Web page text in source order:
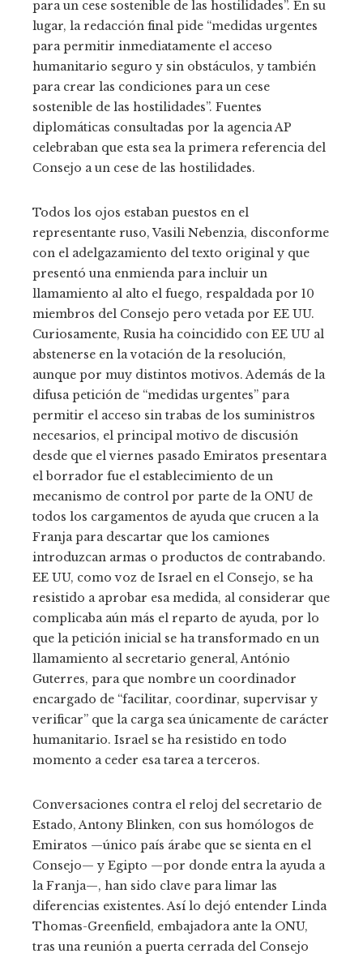
para un cese sostenible de las hostilidades”. En su
lugar, la redacción final pide “medidas urgentes
para permitir inmediatamente el acceso
humanitario seguro y sin obstáculos, y también
para crear las condiciones para un cese
sostenible de las hostilidades”. Fuentes
diplomáticas consultadas por la agencia AP
celebraban que esta sea la primera referencia del
Consejo a un cese de las hostilidades.
Todos los ojos estaban puestos en el
representante ruso, Vasili Nebenzia, disconforme
con el adelgazamiento del texto original y que
presentó una enmienda para incluir un
llamamiento al alto el fuego, respaldada por 10
miembros del Consejo pero vetada por EE UU.
Curiosamente, Rusia ha coincidido con EE UU al
abstenerse en la votación de la resolución,
aunque por muy distintos motivos. Además de la
difusa petición de “medidas urgentes” para
permitir el acceso sin trabas de los suministros
necesarios, el principal motivo de discusión
desde que el viernes pasado Emiratos presentara
el borrador fue el establecimiento de un
mecanismo de control por parte de la ONU de
todos los cargamentos de ayuda que crucen a la
Franja para descartar que los camiones
introduzcan armas o productos de contrabando.
EE UU, como voz de Israel en el Consejo, se ha
resistido a aprobar esa medida, al considerar que
complicaba aún más el reparto de ayuda, por lo
que la petición inicial se ha transformado en un
llamamiento al secretario general, António
Guterres, para que nombre un coordinador
encargado de “facilitar, coordinar, supervisar y
verificar” que la carga sea únicamente de carácter
humanitario. Israel se ha resistido en todo
momento a ceder esa tarea a terceros.
Conversaciones contra el reloj del secretario de
Estado, Antony Blinken, con sus homólogos de
Emiratos —único país árabe que se sienta en el
Consejo— y Egipto —por donde entra la ayuda a
la Franja—, han sido clave para limar las
diferencias existentes. Así lo dejó entender Linda
Thomas-Greenfield, embajadora ante la ONU,
tras una reunión a puerta cerrada del Consejo